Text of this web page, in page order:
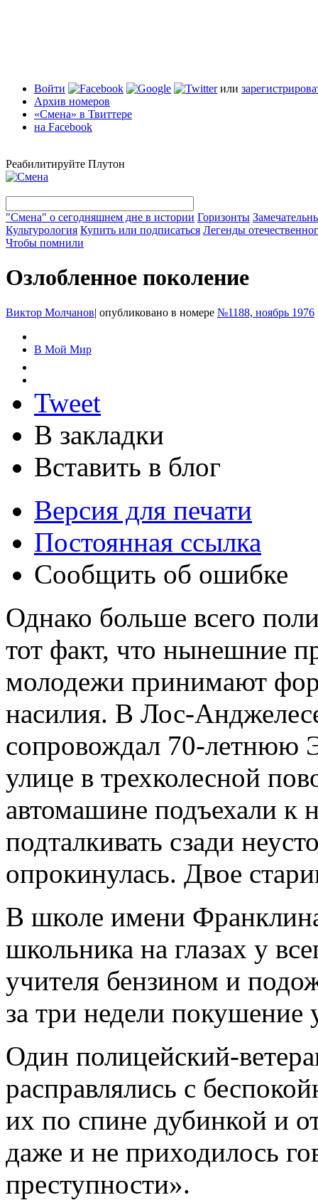
Войти или
Архив номеров
«Смена» в Твиттере
на Facebook
Реабилитируйте Плутон
"Смена" о сегодняшнем дне в истории Горизонты
Культурология Купить или подписаться Легенды
Чтобы помнили
Озлобленное поколение
Виктор Молчанов| опубликовано в номере №1188, ноябрь 1976
В Мой Мир
Tweet
В закладки
Вставить в блог
Версия для печати
Постоянная ссылка
Сообщить об ошибке
Однако больше всего
тот факт, что нынешние
молодежи принимают
насилия. В Лос-
сопровождал 70-летнюю
улице в трехколесной
автомашине подъехали к
подталкивать сзади
опрокинулась. Двое
В школе имени
школьника на глазах у
учителя бензином и
за три недели покушение
Один полицейский-
расправлялись с
их по спине дубинкой и
даже и не приходилось
преступности».